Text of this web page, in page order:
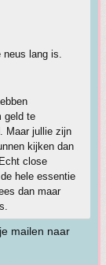
lang is.
geld te
Maar jullie zijn
kijken dan
close
hele essentie
dan maar
mailen naar